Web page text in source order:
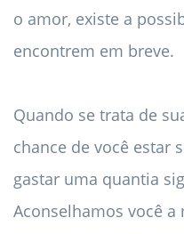
o amor, existe a
encontrem em breve.
Quando se trata de
chance de você estar
gastar uma quantia
Aconselhamos você a